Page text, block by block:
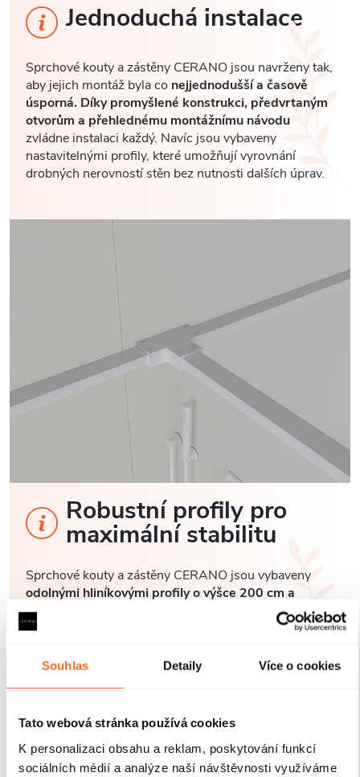
Souhlas Detaily Více o cookies
Tato webová stránka používá cookies
K personalizaci obsahu a reklam, poskytování funkcí
sociálních médií a analýze naší návštěvnosti využíváme
Jednoduchá instalace
Sprchové kouty a zástěny CERANO jsou navrženy tak,
aby jejich montáž byla co nejjednodušší a časově
úsporná. Díky promyšlené konstrukci, předvrtaným
otvorům a přehlednému montážnímu návodu
zvládne instalaci každý. Navíc jsou vybaveny
nastavitelnými profily, které umožňují vyrovnání
drobných nerovností stěn bez nutnosti dalších úprav.
Robustní profily pro
maximální stabilitu
Sprchové kouty a zástěny CERANO jsou vybaveny
odolnými hliníkovými profily o výšce 200 cm a
tloušťce 1,5 cm
pevné uchycení skla a
stabilitu celé konstrukce
bez nutnosti dalších stavebních zásahů.
Antikorozní
prostředí..